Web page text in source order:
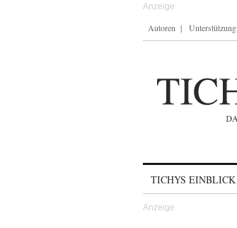
Autoren Unterstützung
TICHYS EINBLICK